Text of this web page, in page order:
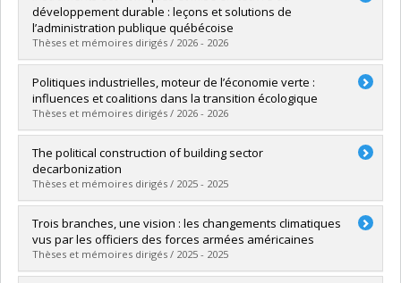
développement durable : leçons et solutions de
l’administration publique québécoise
Thèses et mémoires dirigés / 2026 - 2026
Graduate :Gajevic Sayegh, Philippe
Cycle :Doctoral
Grade :Ph. D.
Lien vers le document dans Papyrus
Politiques industrielles, moteur de l’économie verte :
influences et coalitions dans la transition écologique
Thèses et mémoires dirigés / 2026 - 2026
Graduate : Margra, Matthieu
Cycle :Master's
Grade :M. Sc.
Lien vers le document dans Papyrus
The political construction of building sector
decarbonization
Thèses et mémoires dirigés / 2025 - 2025
Graduate :Hasan, Lisa
Cycle :Doctoral
Grade :Ph. D.
Lien vers le document dans Papyrus
Trois branches, une vision : les changements climatiques
vus par les officiers des forces armées américaines
Thèses et mémoires dirigés / 2025 - 2025